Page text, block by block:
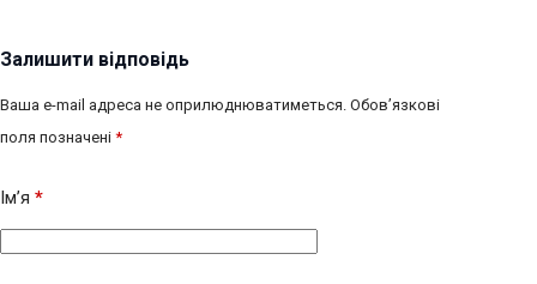
Залишити відповідь
Ваша e-mail адреса не оприлюднюватиметься. Обов’язкові
поля позначені *
Ім’я *